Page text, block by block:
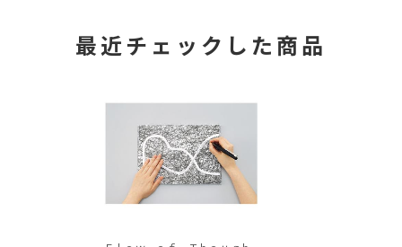
最近チェックした商品